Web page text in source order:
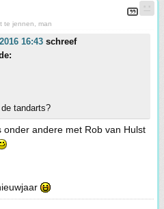
te jennen, man
16:43 schreef
tandarts?
andere met Rob van Hulst